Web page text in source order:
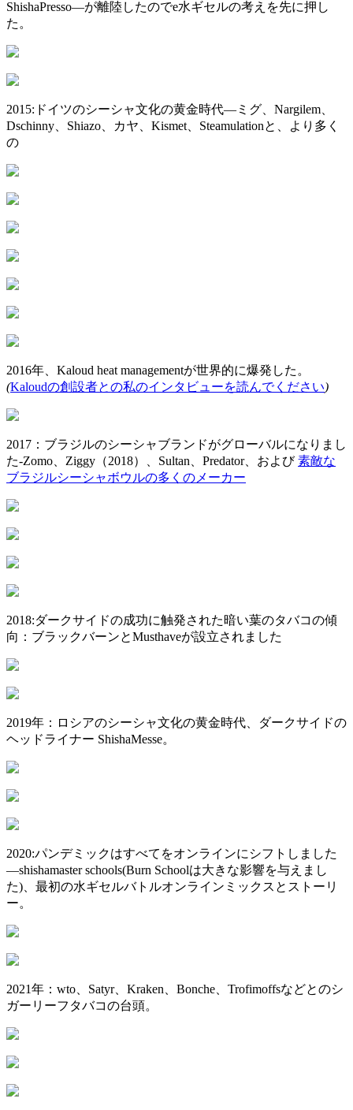
ShishaPresso—が離陸したのでe水ギセルの考えを先に押し
た。
2015:ドイツのシーシャ文化の黄金時代—ミグ、Nargilem、
Dschinny、Shiazo、カヤ、Kismet、Steamulationと、より多く
の
2016年、Kaloud heat managementが世界的に爆発した。
(Kaloudの創設者との私のインタビューを読んでください)
2017：ブラジルのシーシャブランドがグローバルになりまし
た-Zomo、Ziggy（2018）、Sultan、Predator、および素敵な
ブラジルシーシャボウルの多くのメーカー
2018:ダークサイドの成功に触発された暗い葉のタバコの傾
向：ブラックバーンとMusthaveが設立されました
2019年：ロシアのシーシャ文化の黄金時代、ダークサイドの
ヘッドライナー ShishaMesse。
2020:パンデミックはすべてをオンラインにシフトしました
—shishamaster schools(Burn Schoolは大きな影響を与えまし
た)、最初の水ギセルバトルオンラインミックスとストーリ
ー。
2021年：wto、Satyr、Kraken、Bonche、Trofimoffsなどとのシ
ガーリーフタバコの台頭。